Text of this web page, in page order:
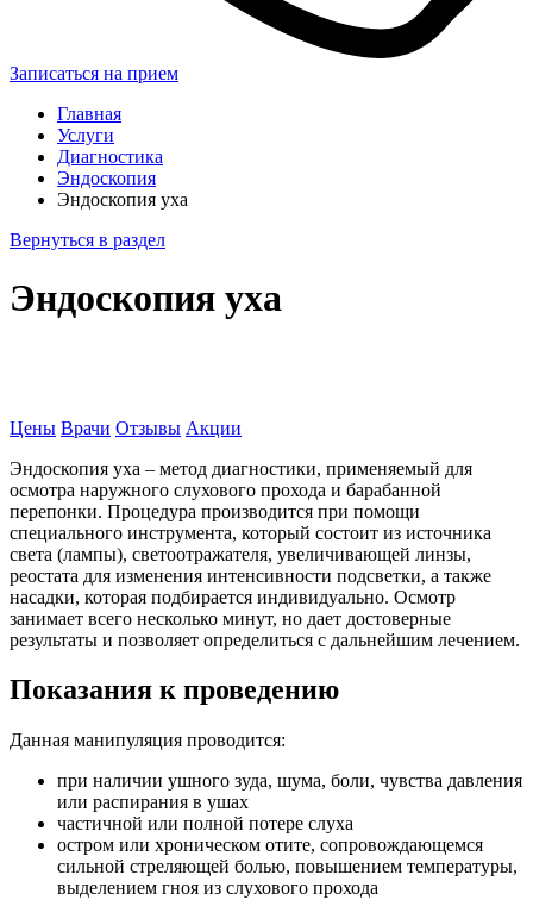
Записаться на прием
Главная
Услуги
Диагностика
Эндоскопия
Эндоскопия уха
Вернуться в раздел
Эндоскопия уха
Цены Врачи Отзывы Акции
Эндоскопия уха – метод диагностики, применяемый для
осмотра наружного слухового прохода и барабанной
перепонки. Процедура производится при помощи
специального инструмента, который состоит из источника
света (лампы), светоотражателя, увеличивающей линзы,
реостата для изменения интенсивности подсветки, а также
насадки, которая подбирается индивидуально. Осмотр
занимает всего несколько минут, но дает достоверные
результаты и позволяет определиться с дальнейшим лечением.
Показания к проведению
Данная манипуляция проводится:
при наличии ушного зуда, шума, боли, чувства давления
или распирания в ушах
частичной или полной потере слуха
остром или хроническом отите, сопровождающемся
сильной стреляющей болью, повышением температуры,
выделением гноя из слухового прохода